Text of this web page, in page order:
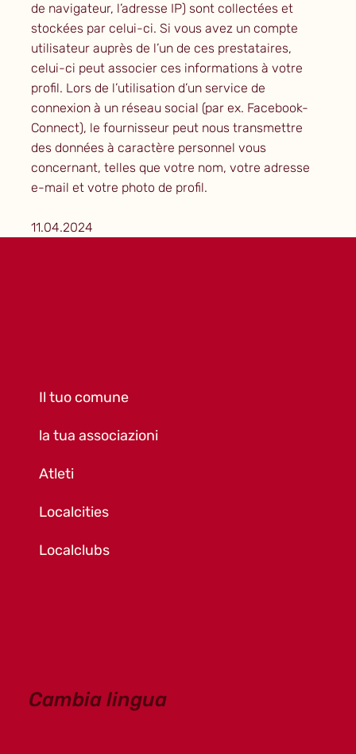
de navigateur, l’adresse IP) sont collectées et
stockées par celui-ci. Si vous avez un compte
utilisateur auprès de l’un de ces prestataires,
celui-ci peut associer ces informations à votre
profil. Lors de l’utilisation d’un service de
connexion à un réseau social (par ex. Facebook-
Connect), le fournisseur peut nous transmettre
des données à caractère personnel vous
concernant, telles que votre nom, votre adresse
e-mail et votre photo de profil.
11.04.2024
Il tuo comune
la tua associazioni
Atleti
Localcities
Localclubs
Cambia lingua